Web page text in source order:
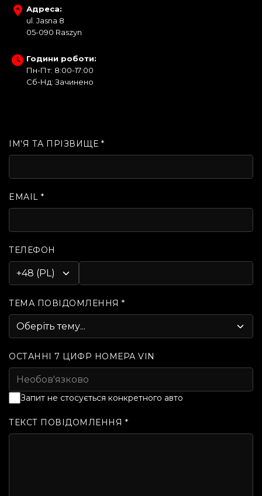
Адреса:
ul. Jasna 8
05-090 Raszyn
Години роботи:
Пн-Пт: 8:00-17:00
Сб-Нд: Зачинено
ІМ'Я ТА ПРІЗВИЩЕ *
EMAIL *
ТЕЛЕФОН
ТЕМА ПОВІДОМЛЕННЯ *
ОСТАННІ 7 ЦИФР НОМЕРА VIN
Запит не стосується конкретного авто
ТЕКСТ ПОВІДОМЛЕННЯ *